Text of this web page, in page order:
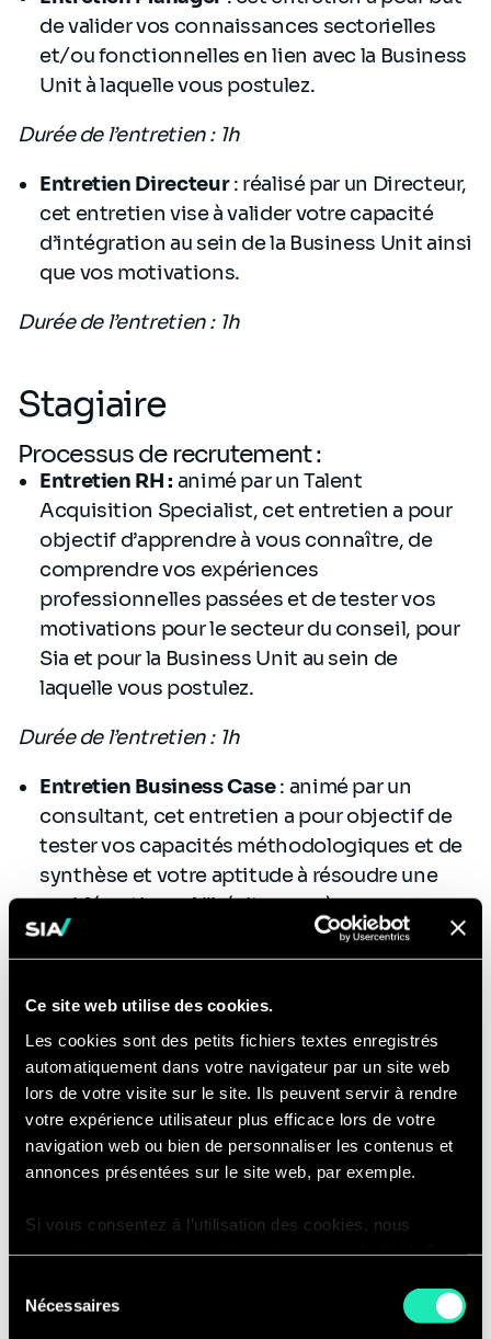
Ce site web utilise des cookies.
Les cookies sont des petits fichiers textes enregistrés
automatiquement dans votre navigateur par un site web
lors de votre visite sur le site. Ils peuvent servir à rendre
votre expérience utilisateur plus efficace lors de votre
navigation web ou bien de personnaliser les contenus et
annonces présentées sur le site web, par exemple.
Si vous consentez à l’utilisation des cookies, nous
consentir à cette utilisation à nouveau. Si vous ne
Nécessaires
de valider vos connaissances sectorielles
et/ou fonctionnelles en lien avec la Business
Unit à laquelle vous postulez.
Durée de l’entretien : 1h
Entretien Directeur: réalisé par un Directeur,
cet entretien vise à valider votre capacité
d’intégration au sein de la Business Unit ainsi
que vos motivations.
Durée de l’entretien : 1h
Stagiaire
Processus de recrutement :
Entretien RH : animé par un Talent
Acquisition Specialist, cet entretien a pour
objectif d’apprendre à vous connaître, de
comprendre vos expériences
professionnelles passées et de tester vos
motivations pour le secteur du conseil, pour
Sia et pour la Business Unit au sein de
laquelle vous postulez.
Durée de l’entretien : 1h
Entretien Business Case: animé par un
consultant, cet entretien a pour objectif de
tester vos capacités méthodologiques et de
synthèse et votre aptitude à résoudre une
problématique. N’hésitez pas à poser vos
questions sur notre cabinet et son
fonctionnement !
Durée de l’entretien: 1h-1h15
Entretien Directeur:réalisé par un Directeur,
cet entretien vise à valider votre capacité
d’intégration au sein de la Business Unit ainsi
que vos motivations.